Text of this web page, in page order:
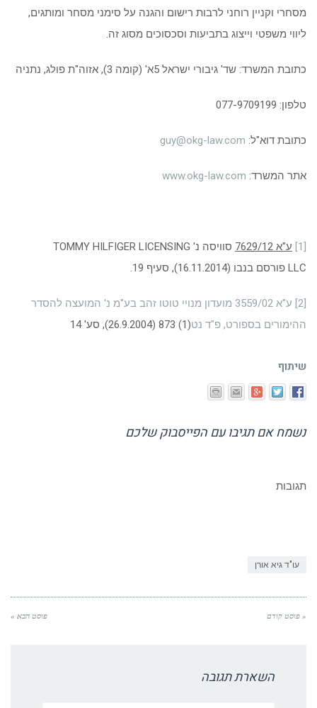
מסחרי וקניין רוחני לרבות רישום והגנה על סימני מסחר ומותגים,
ליווי משפטי וייצוג בתביעות וסכסוכים מסוג זה.
כתובת המשרד: שד' גיבורי ישראל 5א' (קומה 3), אזוה"ת פולג, נתניה
טלפון: 077-9709199
כתובת דוא"ל: guy@okg-law.com
אתר המשרד: www.okg-law.com
[1] ע"א 7629/12
סוויסה נ' TOMMY HILFIGER LICENSING
LLC פורסם בנבו (16.11.2014), סעיף 19.
[2]
ע"א 3559/02 מועדון מנויי טוטו זהב בע"מ נ' המועצה להסדר
ההימורים בספורט, פ"ד נט(1) 873 (26.9.2004), סע' 14
שיתוף
נשמח אם תגיבו עם הפייסבוק שלכם
תגובות
עו"ד גיא אורן
« פוסט קודם פוסט הבא »
השארת תגובה